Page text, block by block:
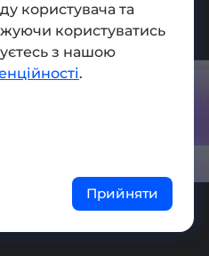
kit
користувача та
користуватись
з нашою
.
Прийняти